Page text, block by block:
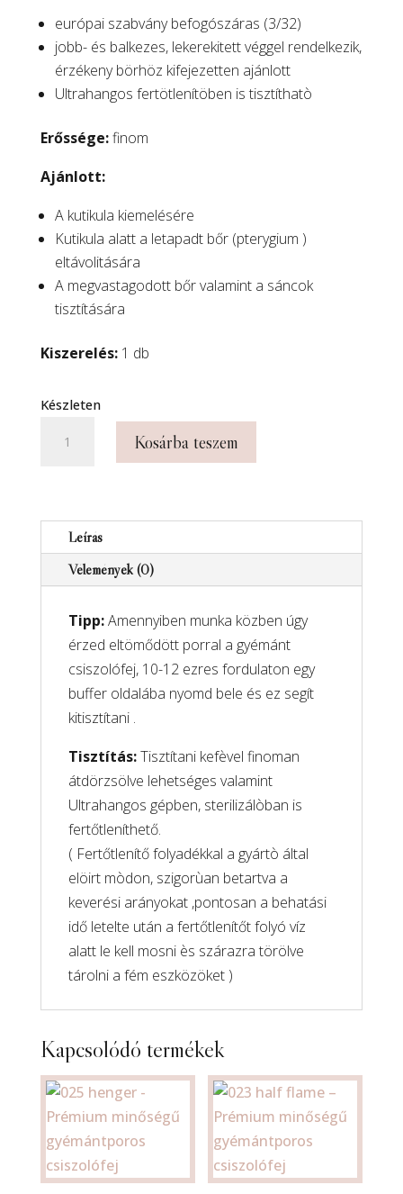
európai szabvány befogószáras (3/32)
jobb- és balkezes, lekerekitett véggel rendelkezik,
érzékeny börhöz kifejezetten ajánlott
Ultrahangos fertötlenítöben is tisztíthatò
Erőssége:finom
Ajánlott:
A kutikula kiemelésére
Kutikula alatt a letapadt bőr (pterygium )
eltávolitására
A megvastagodott bőr valamint a sáncok
tisztítására
Kiszerelés:1 db
Készleten
érzékeny
Prémium
minőségű
gyémántporos
mennyiség
Kosárba teszem
Leírás
Vélemények (0)
Tipp:Amennyiben munka közben úgy
érzed eltömődött porral a gyémánt
csiszolófej, 10-12 ezres fordulaton egy
buffer oldalába nyomd bele és ez segít
kitisztítani .
Tisztítás:Tisztítani kefèvel finoman
átdörzsölve lehetséges valamint
Ultrahangos gépben, sterilizálòban is
fertőtleníthető.
( Fertőtlenítő folyadékkal a gyártò által
elöirt mòdon, szigorùan betartva a
keverési arányokat ,pontosan a behatási
idő letelte után a fertőtlenítőt folyó víz
alatt le kell mosni ès szárazra törölve
tárolni a fém eszközöket )
Kapcsolódó termékek